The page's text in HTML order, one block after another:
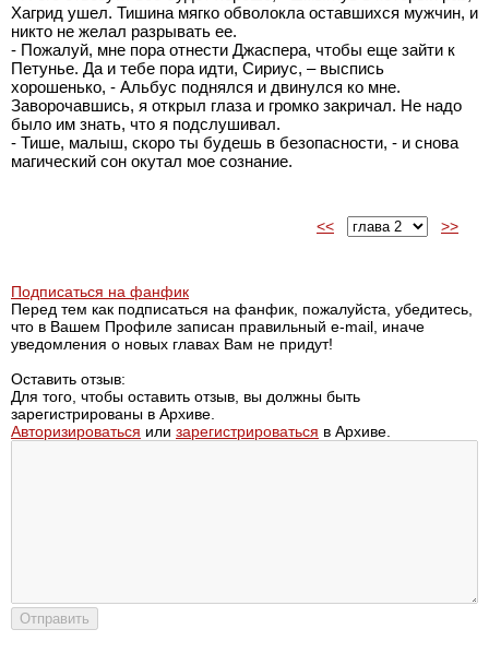
Хагрид ушел. Тишина мягко обволокла оставшихся мужчин, и
никто не желал разрывать ее.
- Пожалуй, мне пора отнести Джаспера, чтобы еще зайти к
Петунье. Да и тебе пора идти, Сириус, – выспись
хорошенько, - Альбус поднялся и двинулся ко мне.
Заворочавшись, я открыл глаза и громко закричал. Не надо
было им знать, что я подслушивал.
- Тише, малыш, скоро ты будешь в безопасности, - и снова
магический сон окутал мое сознание.
<< >>
Подписаться на фанфик
Перед тем как подписаться на фанфик, пожалуйста, убедитесь,
что в Вашем Профиле записан правильный e-mail, иначе
уведомления о новых главах Вам не придут!
Оставить отзыв:
Для того, чтобы оставить отзыв, вы должны быть
зарегистрированы в Архиве.
Авторизироваться или зарегистрироваться в Архиве.